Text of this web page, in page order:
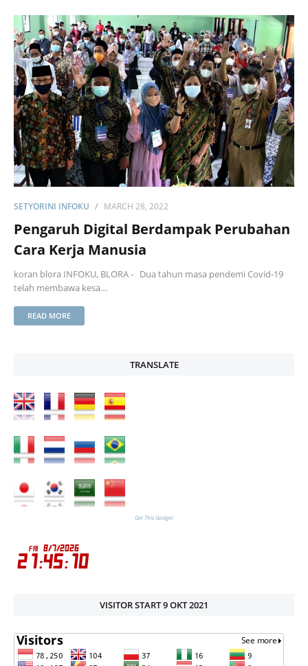
SETYORINI INFOKU MARCH 28, 2022
Pengaruh Digital Berdampak Perubahan
Cara Kerja Manusia
koran blora INFOKU, BLORA - Dua tahun masa pendemi Covid-19
telah membawa kesa…
READ MORE
TRANSLATE
Get This Gadget
VISITOR START 9 OKT 2021